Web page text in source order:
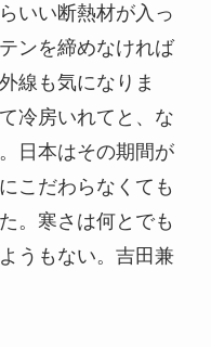
いい断熱材が入っ
ンを締めなければ
線も気になりま
冷房いれてと、な
日本はその期間が
こだわらなくても
。寒さは何とでも
うもない。吉田兼